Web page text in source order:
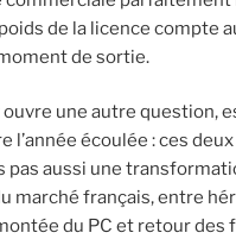
de la licence compte
de sortie.
ouvre une autre question,
l’année écoulée : ces
pas aussi une
marché français, entre
du PC et retour des